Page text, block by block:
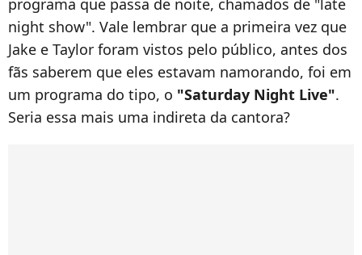
programa que passa de noite, chamados de "late
night show". Vale lembrar que a primeira vez que
Jake e Taylor foram vistos pelo público, antes dos
fãs saberem que eles estavam namorando, foi em
um programa do tipo, o "Saturday Night Live".
Seria essa mais uma indireta da cantora?